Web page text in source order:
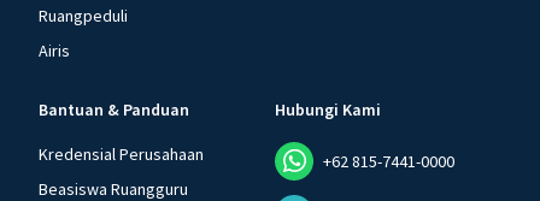
Ruangpeduli
Airis
Bantuan & Panduan
Kredensial Perusahaan
Beasiswa Ruangguru
Hubungi Kami
+62 815-7441-0000